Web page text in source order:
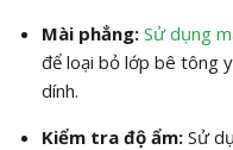
Mài phẳng: Sử dụng
để loại bỏ lớp bê tông
dính.
Kiểm tra độ ẩm:Sử